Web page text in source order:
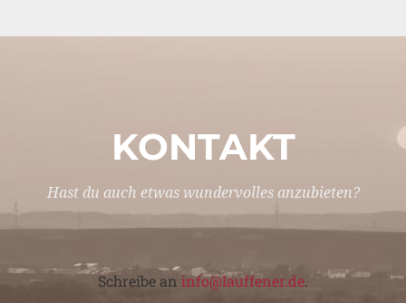
KONTAKT
Hast du auch etwas wundervolles anzubieten?
Schreibe an info@lauffener.de.